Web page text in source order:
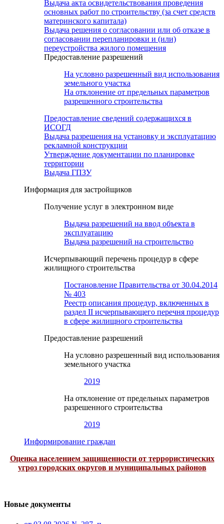
Выдача акта освидетельствования проведения
основных работ по строительству (за счет средств
материнского капитала)
Выдача решения о согласовании или об отказе в
согласовании перепланировки и (или)
переустройства жилого помещения
Предоставление разрешений
На условно разрешенный вид использования
земельного участка
На отклонение от предельных параметров
разрешенного строительства
Предоставление сведений содержащихся в
ИСОГД
Выдача разрешения на установку и эксплуатацию
рекламной конструкции
Утверждение документации по планировке
территории
Выдача ГПЗУ
Информация для застройщиков
Получение услуг в электронном виде
Выдача разрешений на ввод объекта в
эксплуатацию
Выдача разрешений на строительство
Исчерпывающий перечень процедур в сфере
жилищного строительства
Постановление Правительства от 30.04.2014
№ 403
Реестр описания процедур, включенных в
раздел II исчерпывающего перечня процедур
в сфере жилищного строительства
Предоставление разрешений
На условно разрешенный вид использования
земельного участка
2019
На отклонение от предельных параметров
разрешенного строительства
2019
Информирование граждан
Оценка населением защищенности от террористических
угроз городских округов и муниципальных районов
Новые документы